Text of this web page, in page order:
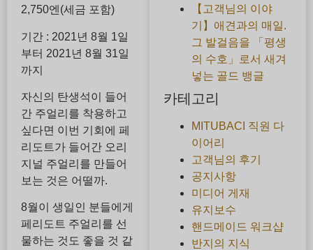
2,750엔(세금 포함)
기간 : 2021년 8월 1일
부터 2021년 8월 31일
까지
자신의 탄생석이 들어
간 주얼리를 착용하고
싶다면 이번 기회에 페
리도트가 들어간 오리
지널 주얼리를 만들어
보는 것은 어떨까.
8월이 생일인 분들에게
페리도트 주얼리를 선
물하는 것도 좋을 것 같
【고객님의 이야
기】애견과의 매일.
그 발걸음을 「평생
의 수호」로서 새겨
넣는 골드 뱅글
카테고리
MITUBACI 직원 다
이어리
고객님의 후기
공지사항
미디어 게재
유지보수
핸드메이드 워크샵
반지의 지식